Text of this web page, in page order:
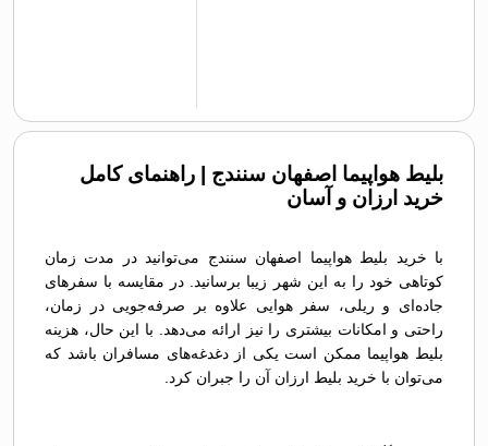
بلیط هواپیما اصفهان سنندج | راهنمای کامل
خرید ارزان و آسان
با خرید بلیط هواپیما اصفهان سنندج می‌توانید در مدت زمان
کوتاهی خود را به این شهر زیبا برسانید. در مقایسه با سفرهای
جاده‌ای و ریلی، سفر هوایی علاوه بر صرفه‌جویی در زمان،
راحتی و امکانات بیشتری را نیز ارائه می‌دهد. با این حال، هزینه
بلیط هواپیما ممکن است یکی از دغدغه‌های مسافران باشد که
می‌توان با خرید بلیط ارزان آن را جبران کرد.